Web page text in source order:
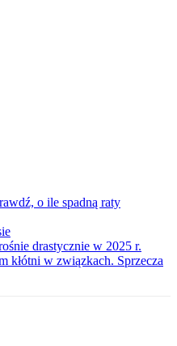
o ile spadną raty
drastycznie w 2025 r.
kłótni w związkach. Sprzecza